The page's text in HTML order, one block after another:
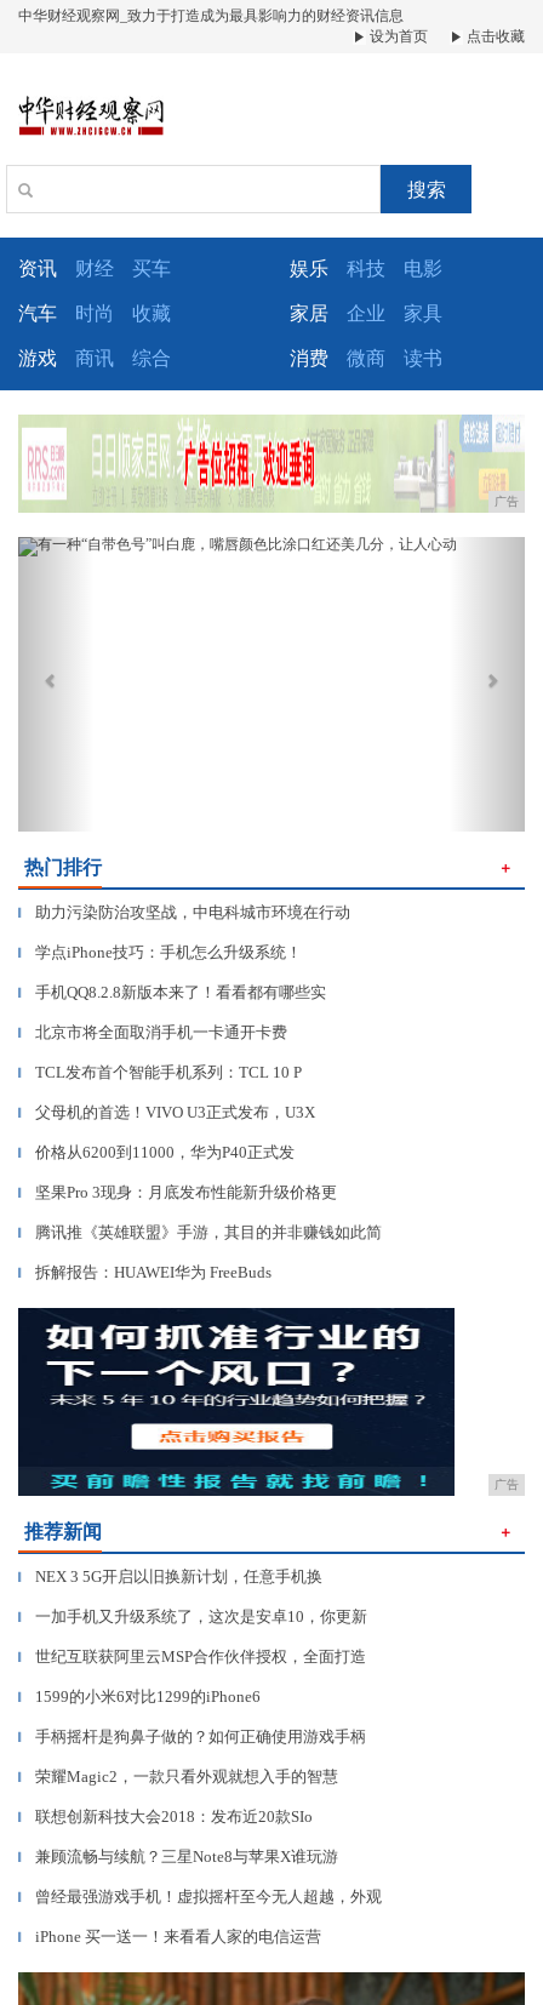
中华财经观察网_致力于打造成为最具影响力的财经资讯信息
设为首页
点击收藏
搜索
资讯 财经 买车 娱乐 科技 电影
汽车 时尚 收藏 家居 企业 家具
游戏 商讯 综合 消费 微商 读书
广告
Previous
热门排行 ＋
▎ 助力污染防治攻坚战，中电科城市环境在行动
▎ 学点iPhone技巧：手机怎么升级系统！
▎ 手机QQ8.2.8新版本来了！看看都有哪些实
▎ 北京市将全面取消手机一卡通开卡费
▎ TCL发布首个智能手机系列：TCL 10 P
▎ 父母机的首选！VIVO U3正式发布，U3X
▎ 价格从6200到11000，华为P40正式发
▎ 坚果Pro 3现身：月底发布性能新升级价格更
▎ 腾讯推《英雄联盟》手游，其目的并非赚钱如此简
▎ 拆解报告：HUAWEI华为 FreeBuds
广告
推荐新闻 ＋
▎ NEX 3 5G开启以旧换新计划，任意手机换
▎ 一加手机又升级系统了，这次是安卓10，你更新
▎ 世纪互联获阿里云MSP合作伙伴授权，全面打造
▎ 1599的小米6对比1299的iPhone6
▎ 手柄摇杆是狗鼻子做的？如何正确使用游戏手柄
▎ 荣耀Magic2，一款只看外观就想入手的智慧
▎ 联想创新科技大会2018：发布近20款SIo
▎ 兼顾流畅与续航？三星Note8与苹果X谁玩游
▎ 曾经最强游戏手机！虚拟摇杆至今无人超越，外观
▎ iPhone 买一送一！来看看人家的电信运营